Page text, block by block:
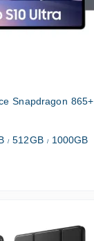
Snapdragon 865+
/ 512GB /1000GB